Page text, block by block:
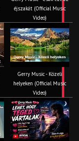
éjszakát (Official Music
Video)
Gerry Music - Közeli
helyeken (Official Music
Video)